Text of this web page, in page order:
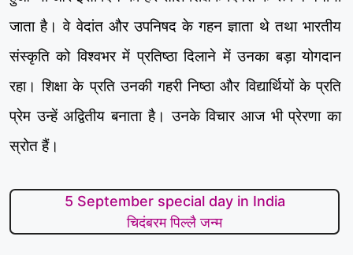
जाता है। वे वेदांत और उपनिषद के गहन ज्ञाता थे तथा भारतीय
संस्कृति को विश्वभर में प्रतिष्ठा दिलाने में उनका बड़ा योगदान
रहा। शिक्षा के प्रति उनकी गहरी निष्ठा और विद्यार्थियों के प्रति
प्रेम उन्हें अद्वितीय बनाता है। उनके विचार आज भी प्रेरणा का
स्रोत हैं।
5 September special day in India
चिदंबरम पिल्लै जन्म